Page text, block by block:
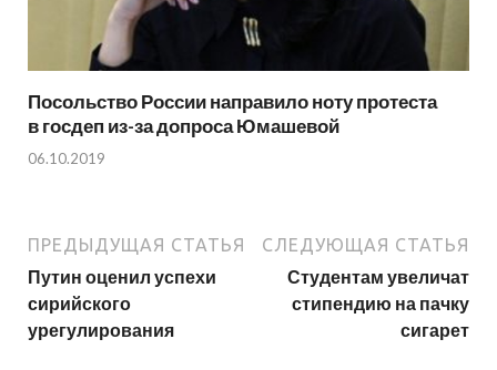
Посольство России направило ноту протеста
в госдеп из-за допроса Юмашевой
06.10.2019
ПРЕДЫДУЩАЯ СТАТЬЯ
Путин оценил успехи
сирийского
урегулирования
СЛЕДУЮЩАЯ СТАТЬЯ
Студентам увеличат
стипендию на пачку
сигарет